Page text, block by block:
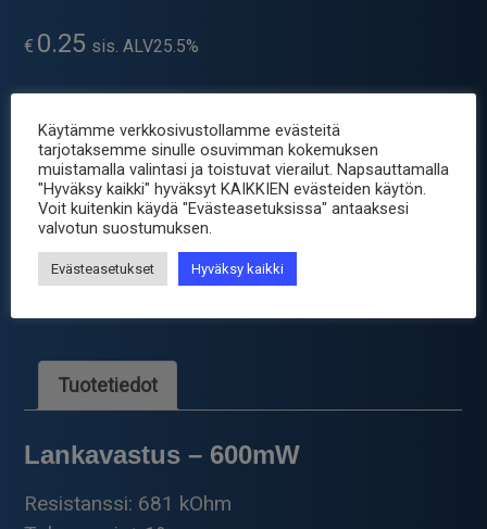
€ 0.25 sis. ALV25.5%
Heti varastosta
-
Metallikalvovastus
681
kOhm
+
Tuotetunnus (SKU):MK-681K
Osastot:
Komponentit , Metallikalvovastus 0.6W
Passiiviset
Tuotetiedot
Lankavastus – 600mW
Resistanssi: 681 kOhm
Käytämme verkkosivustollamme evästeitä
tarjotaksemme sinulle osuvimman kokemuksen
muistamalla valintasi ja toistuvat vierailut. Napsauttamalla
"Hyväksy kaikki" hyväksyt KAIKKIEN evästeiden käytön.
Voit kuitenkin käydä "Evästeasetuksissa" antaaksesi
valvotun suostumuksen.
Evästeasetukset Hyväksy kaikki